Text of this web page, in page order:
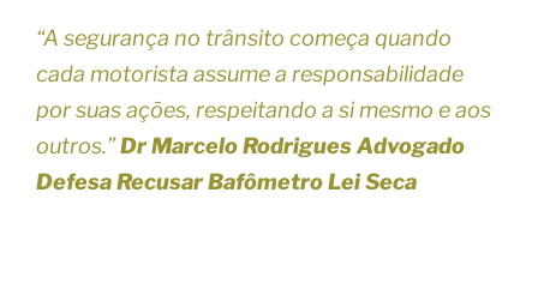
“A segurança no trânsito começa quando
cada motorista assume a responsabilidade
por suas ações, respeitando a si mesmo e aos
outros.”Dr Marcelo Rodrigues Advogado
Defesa Recusar Bafômetro Lei Seca